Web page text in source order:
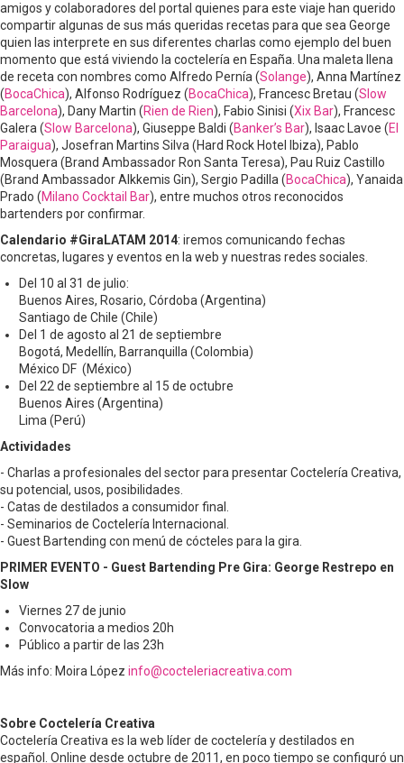
amigos y colaboradores del portal quienes para este viaje han querido
compartir algunas de sus más queridas recetas para que sea George
quien las interprete en sus diferentes charlas como ejemplo del buen
momento que está viviendo la coctelería en España. Una maleta llena
de receta con nombres como Alfredo Pernía (Solange), Anna Martínez
(BocaChica), Alfonso Rodríguez (BocaChica), Francesc Bretau (Slow
Barcelona), Dany Martin (Rien de Rien), Fabio Sinisi (Xix Bar), Francesc
Galera (Slow Barcelona), Giuseppe Baldi (Banker’s Bar), Isaac Lavoe (El
Paraigua), Josefran Martins Silva (Hard Rock Hotel Ibiza), Pablo
Mosquera (Brand Ambassador Ron Santa Teresa), Pau Ruiz Castillo
(Brand Ambassador Alkkemis Gin), Sergio Padilla (BocaChica), Yanaida
Prado (Milano Cocktail Bar), entre muchos otros reconocidos
bartenders por confirmar.
Calendario #GiraLATAM 2014: iremos comunicando fechas
concretas, lugares y eventos en la web y nuestras redes sociales.
Del 10 al 31 de julio:
Buenos Aires, Rosario, Córdoba (Argentina)
Santiago de Chile (Chile)
Del 1 de agosto al 21 de septiembre
Bogotá, Medellín, Barranquilla (Colombia)
México DF (México)
Del 22 de septiembre al 15 de octubre
Buenos Aires (Argentina)
Lima (Perú)
Actividades
- Charlas a profesionales del sector para presentar Coctelería Creativa,
su potencial, usos, posibilidades.
- Catas de destilados a consumidor final.
- Seminarios de Coctelería Internacional.
- Guest Bartending con menú de cócteles para la gira.
PRIMER EVENTO - Guest Bartending Pre Gira: George Restrepo en
Slow
Viernes 27 de junio
Convocatoria a medios 20h
Público a partir de las 23h
Más info: Moira López info@cocteleriacreativa.com
Sobre Coctelería Creativa
Coctelería Creativa es la web líder de coctelería y destilados en
español. Online desde octubre de 2011, en poco tiempo se configuró un